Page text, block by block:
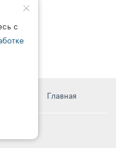
Главная
с